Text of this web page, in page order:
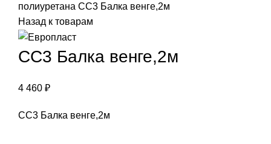
полиуретана СС3 Балка венге,2м
Назад к товарам
СС3 Балка венге,2м
4 460 ₽
СС3 Балка венге,2м